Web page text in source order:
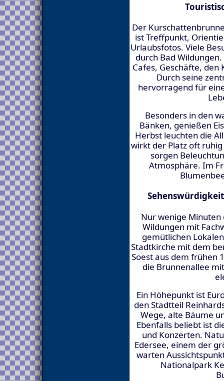
Der
ist Treffpunkt,
Urlaubsfotos. Viele
durch Bad
Cafes, Geschäfte,
Durch seine
hervorragend für
Besonders in den
Bänken, genießen
Herbst leuchten die
wirkt der Platz oft
sorgen
Atmosphäre. Im
Nur wenige
Wildungen mit
gemütlichen
Stadtkirche mit dem
Soest aus dem frühen
die Brunnenallee
Ein Höhepunkt ist
den Stadtteil
Wege, alte Bäume
Ebenfalls beliebt ist
und Konzerten.
Edersee, einem der
warten
Nationalpark